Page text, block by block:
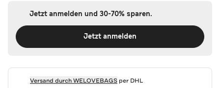
Jetzt anmelden und 30-70% sparen.
Jetzt anmelden
Versand durchWELOVEBAGSper DHL